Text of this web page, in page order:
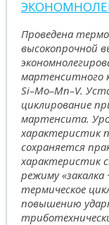
Проведена
высокопрочной
мартенситного
Si–Mo–Mn–V.
циклирование
мартенсита.
характеристик
сохраняется
характеристик
режиму
термическое
повышению